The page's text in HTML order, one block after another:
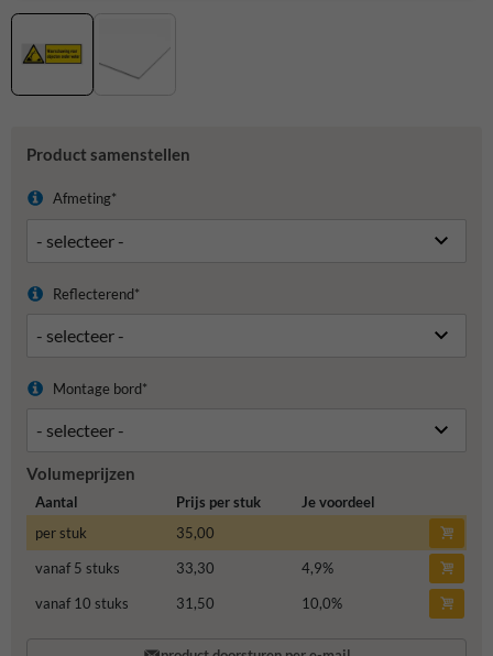
Product samenstellen
Afmeting*
Reflecterend*
Montage bord*
Volumeprijzen
Aantal Prijs per stuk
Je voordeel
per stuk
35,00
vanaf 5 stuks
33,30 4,9%
vanaf 10 stuks
31,50 10,0%